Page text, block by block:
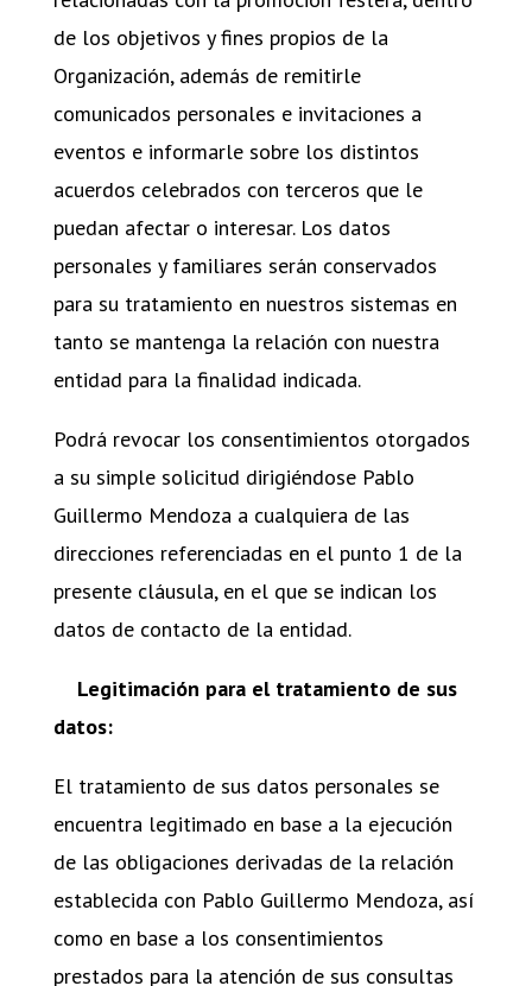
de los objetivos y fines propios de la
Organización, además de remitirle
comunicados personales e invitaciones a
eventos e informarle sobre los distintos
acuerdos celebrados con terceros que le
puedan afectar o interesar. Los datos
personales y familiares serán conservados
para su tratamiento en nuestros sistemas en
tanto se mantenga la relación con nuestra
entidad para la finalidad indicada.
Podrá revocar los consentimientos otorgados
a su simple solicitud dirigiéndose Pablo
Guillermo Mendoza a cualquiera de las
direcciones referenciadas en el punto 1 de la
presente cláusula, en el que se indican los
datos de contacto de la entidad.
Legitimación para el tratamiento de sus
datos:
El tratamiento de sus datos personales se
encuentra legitimado en base a la ejecución
de las obligaciones derivadas de la relación
establecida con Pablo Guillermo Mendoza, así
como en base a los consentimientos
prestados para la atención de sus consultas